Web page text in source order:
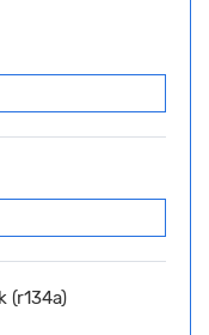
(r134a)